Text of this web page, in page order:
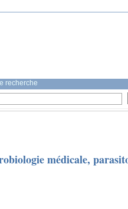
recherche
médicale,